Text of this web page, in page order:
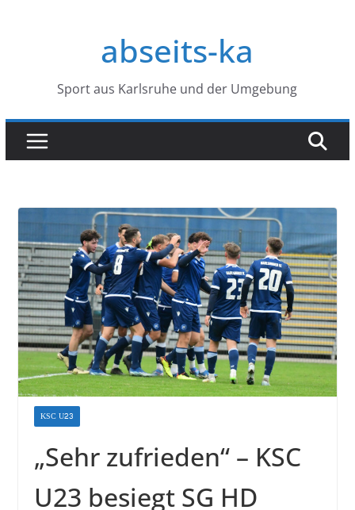
abseits-ka
Sport aus Karlsruhe und der Umgebung
KSC U23
„Sehr zufrieden“ – KSC
U23 besiegt SG HD